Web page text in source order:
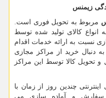
زیمنس
مربوط به تحویل فوری است.
انواع کالای تولید شده توسط
نسبت به ارائه خدمات اقدام
دنبال خرید از مراکز مجازی
و تحویل کالا توسط این مراکز
چندین روز از زمان با
و آماده سازی می